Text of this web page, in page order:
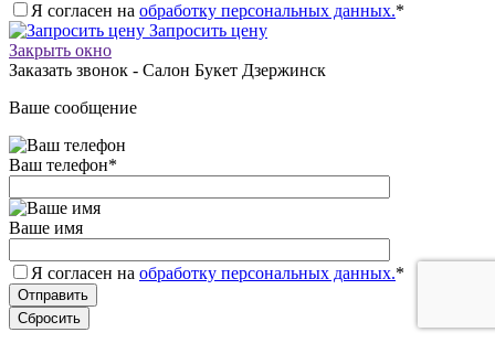
Я согласен на обработку персональных данных.*
Запросить цену
Закрыть окно
Заказать звонок - Салон Букет Дзержинск
Ваше сообщение
Ваш телефон*
Ваше имя
Я согласен на обработку персональных данных.*